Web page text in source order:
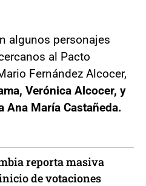
algunos personajes
al Pacto
Fernández Alcocer,
Verónica Alcocer, y
Ana María Castañeda.
reporta masiva
de votaciones